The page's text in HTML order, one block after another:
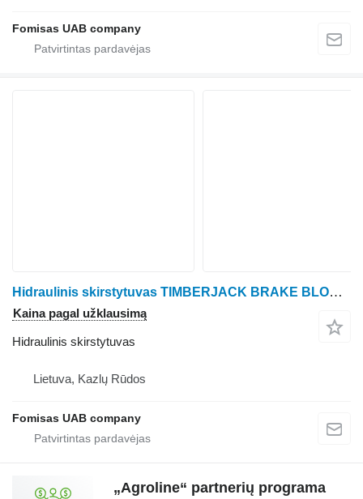
Fomisas UAB company
Hidraulinis skirstytuvas TIMBERJACK BRAKE BLOCK for all models forvarderio
Kaina pagal užklausimą
Hidraulinis skirstytuvas
Lietuva, Kazlų Rūdos
Fomisas UAB company
„Agroline“ partnerių programa